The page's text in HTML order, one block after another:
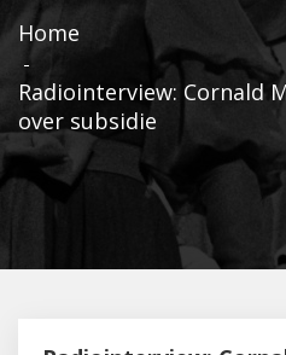
Home
Radiointerview: Cornald
over subsidie